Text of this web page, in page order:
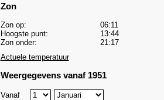
Zon
Zon op:
06:11
Hoogste punt:
13:44
Zon onder:
21:17
Actuele temperatuur
Weergegevens vanaf 1951
Vanaf